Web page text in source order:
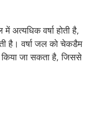
अत्यधिक वर्षा होती है,
है। वर्षा जल को चेकडैम
जा सकता है, जिससे